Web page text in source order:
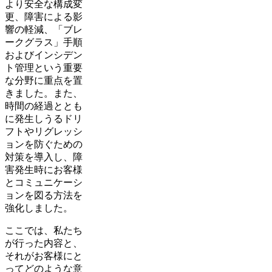
より安全な構成変
更、障害による影
響の軽減、「ブレ
ークグラス」手順
およびインシデン
ト管理という重要
な分野に重点を置
きました。また、
時間の経過ととも
に発生しうるドリ
フトやリグレッシ
ョンを防ぐための
対策を導入し、障
害発生時にお客様
とコミュニケーシ
ョンを図る方法を
強化しました。
ここでは、私たち
が行った内容と、
それがお客様にと
ってどのような意